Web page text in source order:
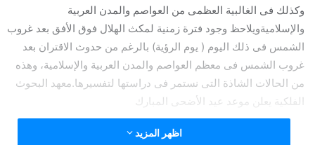
وكذلك فى الغالبية العظمى من العواصم والمدن العربية
والإسلاميةويلاحظ وجود فترة زمنية لمكث الهلال فوق الأفق بعد غروب
الشمس فى ذلك اليوم ( يوم الرؤية) بالرغم من حدوث الاقتران بعد
غروب الشمس فى معظم العواصم والمدن العربية والإسلامية، وهذه
من الحالات الشاذة التى نستمر فى دراستها لتفسيرها.معهد البحوث
الفلكية يعلن موعد عيد الأضحى المبارك
ويلاحظ وجود فترة زمنية لمكث الهلال فوق الأفق بعد غروب الشمس
اظهر المزيد